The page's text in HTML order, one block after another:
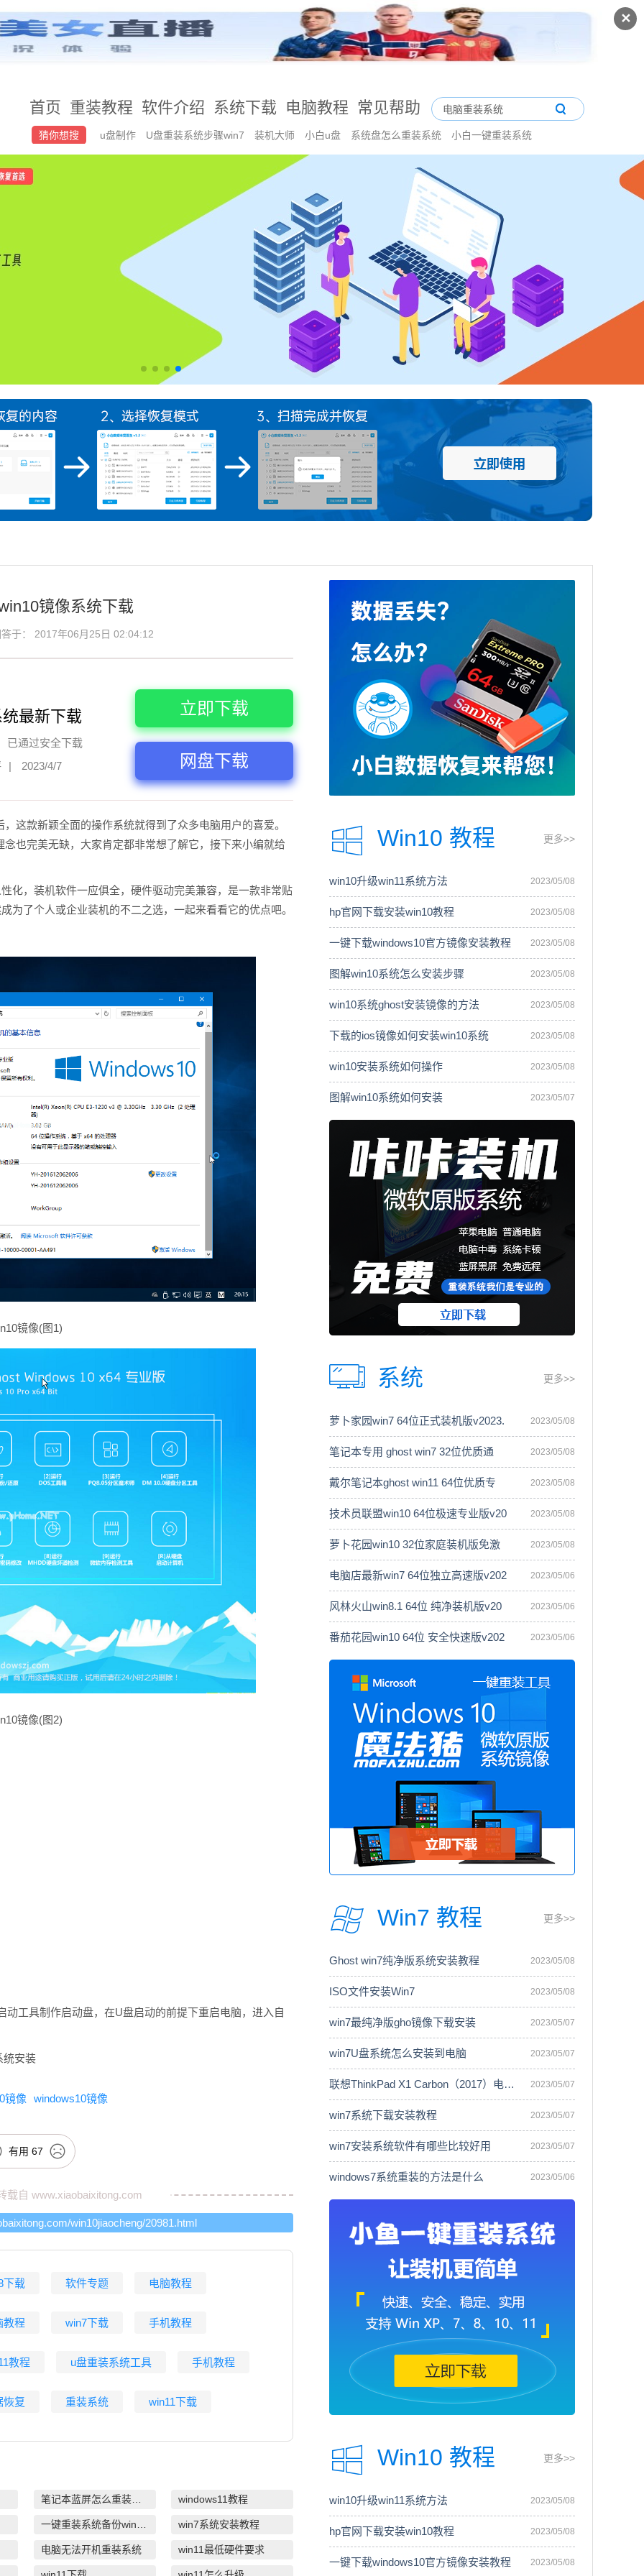
✕
首页 重装教程 软件介绍 系统下载 电脑教程 常见帮助
猜你想搜 u盘制作 U盘重装系统步骤win7 装机大师 小白u盘 系统盘怎么重装系统 小白一键重装系统
镜像系统下载
于： 2017年06月25日 02:04:12
最新下载
已通过安全下载
| 2023/4/7
立即下载
网盘下载
款新颖全面的操作系统就得到了众多电脑用户的喜爱。
也完美无缺，大家肯定都非常想了解它，接下来小编就给
，装机软件一应俱全，硬件驱动完美兼容，是一款非常贴
为了个人或企业装机的不二之选，一起来看看它的优点吧。
镜像(图1)
镜像(图2)
具制作启动盘，在U盘启动的前提下重启电脑，进入自
安装
镜像 windows10镜像
有用 67
载自 www.xiaobaixitong.com
win10jiaocheng/20981.html
下载 软件专题 电脑教程
教程 win7下载 手机教程
教程 u盘重装系统工具 手机教程
恢复 重装系统 win11下载
笔记本蓝屏怎么重装系统 windows11教程
win7系统安装教程
电脑无法开机重装系统 win11最低硬件要求
Win10 教程 更多>>
win10升级win11系统方法 2023/05/08
hp官网下载安装win10教程 2023/05/08
一键下载windows10官方镜像安装教程 2023/05/08
图解win10系统怎么安装步骤 2023/05/08
win10系统ghost安装镜像的方法 2023/05/08
下载的ios镜像如何安装win10系统 2023/05/08
win10安装系统如何操作 2023/05/08
图解win10系统如何安装 2023/05/07
系统 更多>>
萝卜家园win7 64位正式装机版v2023. 2023/05/08
笔记本专用 ghost win7 32位优质通 2023/05/08
戴尔笔记本ghost win11 64位优质专 2023/05/08
技术员联盟win10 64位极速专业版v20 2023/05/08
萝卜花园win10 32位家庭装机版免激 2023/05/08
电脑店最新win7 64位独立高速版v202 2023/05/06
风林火山win8.1 64位 纯净装机版v20 2023/05/06
番茄花园win10 64位 安全快速版v202 2023/05/06
Win7 教程 更多>>
Ghost win7纯净版系统安装教程 2023/05/08
ISO文件安装Win7 2023/05/08
win7最纯净版gho镜像下载安装 2023/05/07
win7U盘系统怎么安装到电脑 2023/05/07
联想ThinkPad X1 Carbon（2017）电脑安 2023/05/07
win7系统下载安装教程 2023/05/07
win7安装系统软件有哪些比较好用 2023/05/07
windows7系统重装的方法是什么 2023/05/06
Win10 教程 更多>>
win10升级win11系统方法 2023/05/08
hp官网下载安装win10教程 2023/05/08
一键下载windows10官方镜像安装教程 2023/05/08